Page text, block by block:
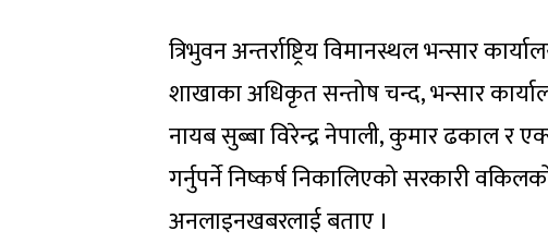
त्रिभुवन अन्तर्राष्ट्रिय विमानस्थल भन्सार
शाखाका अधिकृत सन्तोष चन्द, भन्सार
नायब सुब्बा विरेन्द्र नेपाली, कुमार ढकाल र
गर्नुपर्ने निष्कर्ष निकालिएको सरकारी
अनलाइनखबरलाई बताए ।